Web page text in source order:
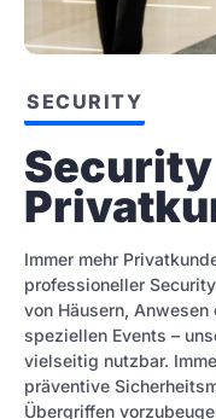
SECURITY
Security
Immer mehr
professioneller
von Häusern,
speziellen Events –
vielseitig nutzbar.
präventive
Übergriffen